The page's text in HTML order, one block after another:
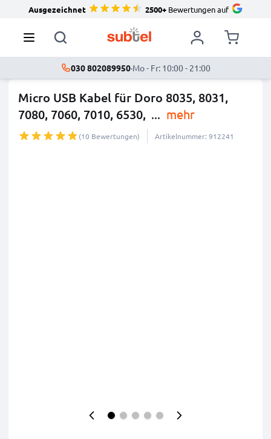
Ausgezeichnet 2500+Bewertungen auf
030 802089950·Mo - Fr: 10:00 - 21:00
Micro USB Kabel für Doro 8035, 8031,
7080, 7060, 7010, 6530, ... mehr
(10 Bewertungen) Artikelnummer: 912241